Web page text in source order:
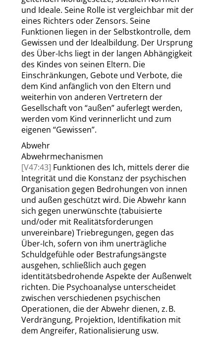
und Ideale. Seine Rolle ist vergleichbar mit der
eines Richters oder Zensors. Seine
Funktionen liegen in der Selbstkontrolle, dem
Gewissen und der Idealbildung. Der Ursprung
des Über-Ichs liegt in der langen Abhängigkeit
des Kindes von seinen Eltern. Die
Einschränkungen, Gebote und Verbote, die
dem Kind anfänglich von den Eltern und
weiterhin von anderen Vertretern der
Gesellschaft von “außen”auferlegt werden,
werden vom Kind verinnerlicht und zum
eigenen “Gewissen”.
Abwehr
Abwehrmechanismen
[V47:43] Funktionen des Ich, mittels derer die
Integrität und die Konstanz der psychischen
Organisation gegen Bedrohungen von innen
und außen geschützt wird. Die Abwehr kann
sich gegen unerwünschte (tabuisierte
und/oder mit Realitätsforderungen
unvereinbare) Triebregungen, gegen das
Über-Ich, sofern von ihm unerträgliche
Schuldgefühle oder Bestrafungsängste
ausgehen, schließlich auch gegen
identitätsbedrohende Aspekte der Außenwelt
richten. Die Psychoanalyse unterscheidet
zwischen verschiedenen psychischen
Operationen, die der Abwehr dienen, z. B.
Verdrängung, Projektion, Identifikation mit
dem Angreifer, Rationalisierung usw.